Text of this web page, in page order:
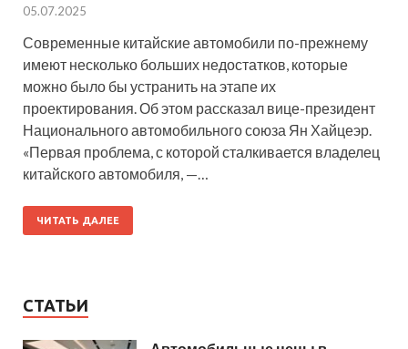
05.07.2025
Современные китайские автомобили по-прежнему
имеют несколько больших недостатков, которые
можно было бы устранить на этапе их
проектирования. Об этом рассказал вице-президент
Национального автомобильного союза Ян Хайцеэр.
«Первая проблема, с которой сталкивается владелец
китайского автомобиля, —…
ЧИТАТЬ ДАЛЕЕ
СТАТЬИ